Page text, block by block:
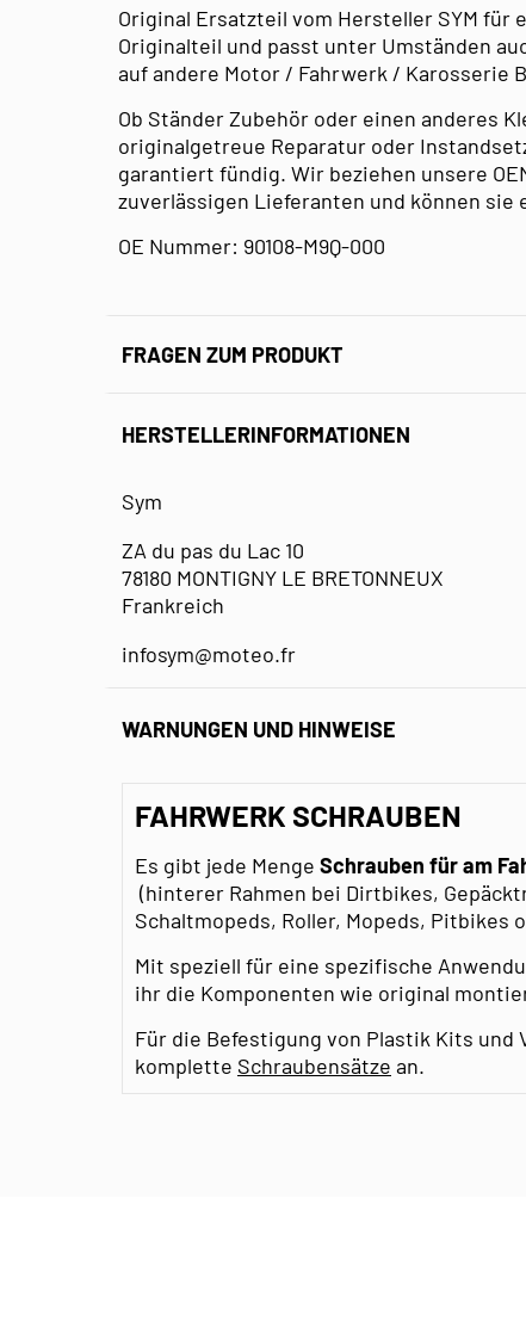
Original Ersatzteil vom Hersteller SYM für
Originalteil und passt unter Umständen
auf andere Motor / Fahrwerk / Karosserie
Ob Ständer Zubehör oder einen anderes
originalgetreue Reparatur oder
garantiert fündig. Wir beziehen unsere
zuverlässigen Lieferanten und können
OE Nummer: 90108-M9Q-000
FRAGEN ZUM PRODUKT
HERSTELLERINFORMATIONEN
Sym
ZA du pas du Lac 10
78180 MONTIGNY LE BRETONNEUX
Frankreich
infosym@moteo.fr
WARNUNGEN UND HINWEISE
FAHRWERK SCHRAUBEN
Es gibt jede Menge Schrauben für am
(hinterer Rahmen bei Dirtbikes,
Schaltmopeds, Roller, Mopeds, Pitbikes
Mit speziell für eine spezifische
ihr die Komponenten wie original
Für die Befestigung von Plastik Kits
komplette Schraubensätze an.